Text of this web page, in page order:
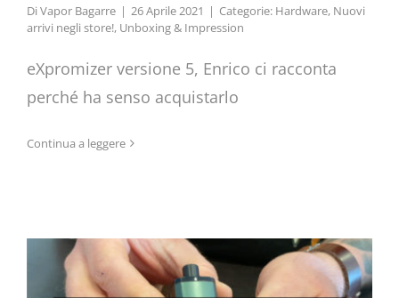
Di Vapor Bagarre | 26 Aprile 2021 | Categorie: Hardware, Nuovi
arrivi negli store!, Unboxing & Impression
eXpromizer versione 5, Enrico ci racconta
perché ha senso acquistarlo
Continua a leggereNautilus Prime X by Aspire